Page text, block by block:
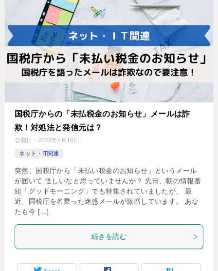
国税庁からの「未払税金のお知らせ」メールは詐
欺！対処法と発信元は？
公開日： 2022年9月16日
ネット・IT関連
突然、国税庁から「未払い税金のお知らせ」というメール
が届いて 怪しいなと思っていませんか？ 先日、朝の情報番
組「グッドモーニング」でも特集されていましたが、 最
近、国税庁を名乗った迷惑メールが激増しています。 あな
たも今 […]
続きを読む